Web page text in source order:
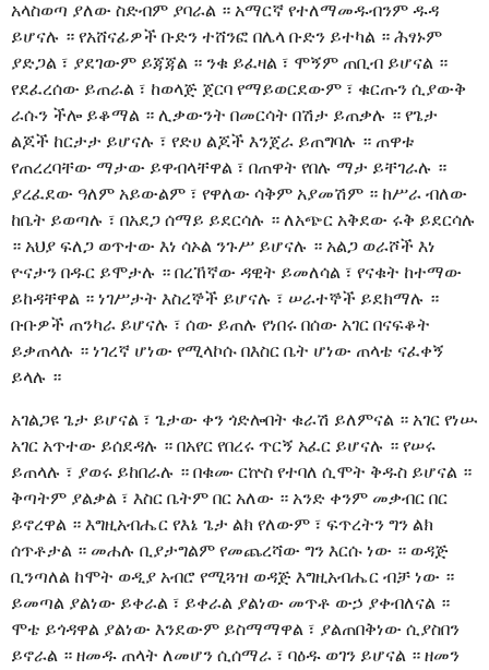
አላስወጣ ያለው ስድብም ያባራል ። አማርኛ የተለማመዱብንም ዱዳ
ይሆናሉ ። የአሸናፊዎች ቡድን ተሸንፎ በሌላ ቡድን ይተካል ። ሕፃኑም
ያድጋል ፣ ያደገውም ይጃጃል ። ንቁ ይፈዛል ፣ ሞኝም ጠቢብ ይሆናል ።
የደፈረሰው ይጠራል ፣ ከወላጅ ጀርባ የማይወርደውም ፣ ቁርጡን ሲያውቅ
ራሱን ችሎ ይቆማል ። ሊቃውንት በመርሳት በሽታ ይጠቃሉ ። የጌታ
ልጆች ከርታታ ይሆናሉ ፣ የድሀ ልጆች እንጀራ ይጠግባሉ ። ጠዋቱ
የጠረረባቸው ማታው ይዋብላቸዋል ፣ በጠዋት የበሉ ማታ ይቸገራሉ ።
ያረፈደው ዓለም አይውልም ፣ የዋለው ሳቅም አያመሽም ። ከሥራ ብለው
ከቤት ይወጣሉ ፣ በአደጋ ሰማይ ይደርሳሉ ። ለአጭር አቅደው ሩቅ ይደርሳሉ
። አህያ ፍለጋ ወጥተው እነ ሳኦል ንጉሥ ይሆናሉ ። አልጋ ወራሾች እነ
ዮናታን በዱር ይሞታሉ ። በረኸኛው ዳዊት ይመለሳል ፣ የናቁት ከተማው
ይከዳቸዋል ። ነገሥታት እስረኞች ይሆናሉ ፣ ሠራተኞች ይደክማሉ ።
ቡቡዎች ጠንካራ ይሆናሉ ፣ ሰው ይጠሉ የነበሩ በሰው አገር በናፍቆት
ይቃጠላሉ ። ነገረኛ ሆነው የሚላኮሱ በእስር ቤት ሆነው ጠላቴ ናፈቀኝ
ይላሉ ።
አገልጋዩ ጌታ ይሆናል ፣ ጌታው ቀን ጎድሎበት ቁራሽ ይለምናል ። አገር የነሡ
አገር አጥተው ይሰደዳሉ ። በአየር የበረሩ ጥርኝ አፈር ይሆናሉ ። የሠሩ
ይጠላሉ ፣ ያወሩ ይከበራሉ ። በቁሙ ርኵስ የተባለ ሲሞት ቅዱስ ይሆናል ።
ቅጣትም ያልቃል ፣ እስር ቤትም በር አለው ። አንድ ቀንም መቃብር በር
ይኖረዋል ። እግዚአብሔር የእኔ ጌታ ልክ የለውም ፣ ፍጥረትን ግን ልክ
ሰጥቶታል ። መሐሉ ቢያታግልም የመጨረሻው ግን እርሱ ነው ። ወዳጅ
ቢንጣለል ከሞት ወዲያ አብሮ የሚጓዝ ወዳጅ እግዚአብሔር ብቻ ነው ።
ይመጣል ያልነው ይቀራል ፣ ይቀራል ያልነው መጥቶ ውኃ ያቀብለናል ።
ሞቴ ይጎዳዋል ያልነው እንደውም ይስማማዋል ፣ ያልጠበቅነው ሲያስበን
ይኖራል ። ዘመዱ ጠላት ለመሆን ሲሰማራ ፣ ባዕዱ ወገን ይሆናል ። ዘመን